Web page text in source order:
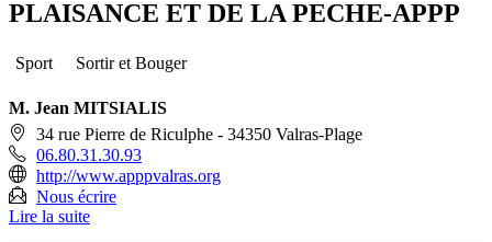
PLAISANCE ET DE LA PECHE-APPP
Sport Sortir et Bouger
M. Jean MITSIALIS
34 rue Pierre de Riculphe - 34350 Valras-Plage
06.80.31.30.93
http://www.apppvalras.org
Nous écrire
Lire la suite